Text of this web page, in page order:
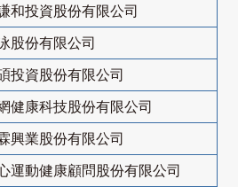
和投資股份有限公司
股份有限公司
投資股份有限公司
健康科技股份有限公司
興業股份有限公司
運動健康顧問股份有限公司